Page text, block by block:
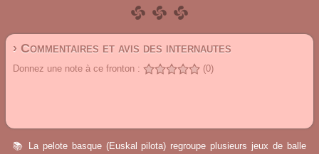
› Commentaires et avis des internautes
Donnez une note à ce fronton : (0)
📚 La pelote basque (Euskal pilota) regroupe plusieurs jeux de balle